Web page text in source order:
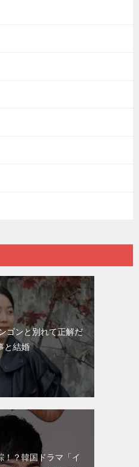
ゴンと別れて正解だ
と結婚
！？韓国ドラマ「イ